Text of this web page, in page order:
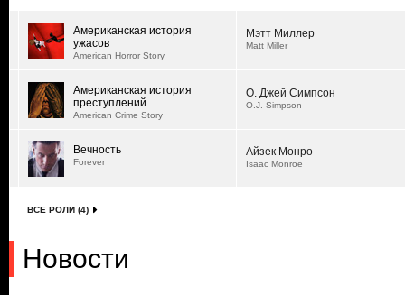
Американская история
ужасов
American Horror Story
Мэтт Миллер
Matt Miller
Американская история
преступлений
American Crime Story
О. Джей Симпсон
O.J. Simpson
Вечность
Forever
Айзек Монро
Isaac Monroe
ВСЕ РОЛИ (4)
Новости